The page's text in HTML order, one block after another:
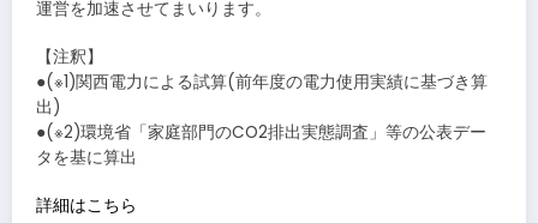
運営を加速させてまいります。
【注釈】
●(※1)関西電力による試算(前年度の電力使用実績に基づき算
出)
●(※2)環境省「家庭部門のCO2排出実態調査」等の公表デー
タを基に算出
詳細はこちら